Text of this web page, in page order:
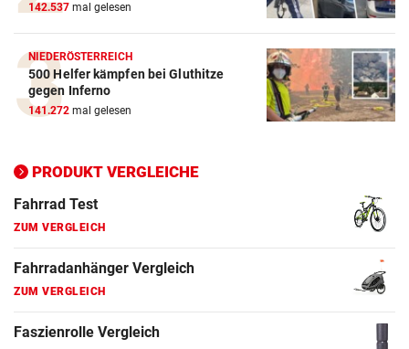
142.537 mal gelesen
NIEDERÖSTERREICH
500 Helfer kämpfen bei Gluthitze
gegen Inferno
141.272 mal gelesen
PRODUKT VERGLEICHE
E-Bike Vergleich
ZUM VERGLEICH
Elektro-Scooter Vergleich
ZUM VERGLEICH
ZUM VERGLEICH
Fahrrad Test
ZUM VERGLEICH
Fahrradanhänger Vergleich
ZUM VERGLEICH
Faszienrolle Vergleich